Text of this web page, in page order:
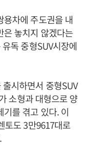
용차에 주도권을 내
은 놓치지 않겠다는
독 중형SUV시장에
시하면서 중형SUV
소형과 대형으로 양
기를 겪고 있다. 이
토도 3만9617대로